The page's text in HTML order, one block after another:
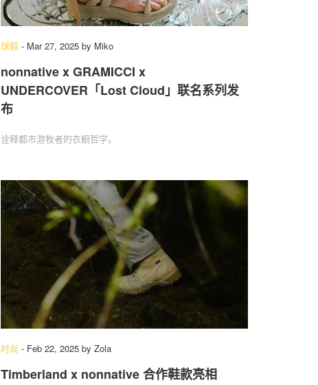
球鞋 - Mar 27, 2025 by Miko
nonnative x GRAMICCI x
UNDERCOVER「Lost Cloud」联名系列发
布
诠释都市游牧者的衣橱哲学。
时尚 - Feb 22, 2025 by Zola
Timberland x nonnative 合作鞋款亮相